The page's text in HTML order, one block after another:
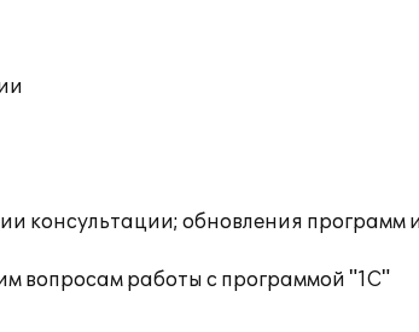
консультации; обновления
вопросам работы с программой "1С"